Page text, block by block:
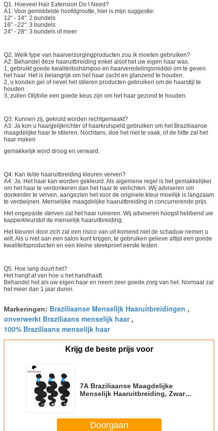
Q1. Hoeveel Hair Extension Do I Need?
A1: Voor gemiddelde hoofdgrootte, hier is mijn suggestie:
12“ - 14“: 2 bundels
16“ - 22“: 3 bundels
24“ - 28“: 3 bundels of meer
Q2. Welk type van haarverzorgingproducten zou ik moeten gebruiken?
A2: Behandel deze haaruitbreiding enkel alsof het uw eigen haar was.
1, gebruikt goede kwaliteitsshampoo en haarveredelingsmiddel om te geven
het haar. Het is belangrijk om het haar zacht en glanzend te houden.
2, u konden gel of nevel het stileren producten gebruiken om de haarstijl te
houden.
3, zullen Olijfolie een goede keus zijn om het haar gezond te houden.
Q3: Kunnen zij, gekruld worden rechtgemaakt?
A3: Ja kon u haargelijkrichter of haarkrulspeld gebruiken om het Braziliaanse
maagdelijke haar te stileren. Nochtans, doe het niet te vaak, of de hitte zal het
haar maken
gemakkelijk word droog en verward.
Q4: Kan ik/de haaruitbreiding kleuren verven?
A4: Ja. Het haar kan worden gekleurd. Als algemene regel is het gemakkelijker
om het haar te verdonkeren dan het haar te verlichten. Wij adviseren om
donkerder te verven, aangezien het voor de originele kleur moeilijk is langzaam
te verdwijnen. Menselijke maagdelijke haaruitbreiding in concurrerende prijs.
Het ongepaste sterven zal het haar ruïneren. Wij adviseren hoogst hebbend uw
kapperkleurstof de menselijk haaruitbreiding.
Het kleuren door zich zal een risico van uit komend niet de schaduw nemen u
wilt. Als u niet aan een salon kunt krijgen, te gebruiken gelieve altijd een goede
kwaliteitsproducten en een kleine steekproef eerste testen.
Q5. Hoe lang duurt het?
Het hangt af van hoe u het handhaaft.
Behandel het als uw eigen haar en neem zeer goede zorg van het. Normaal zal
het meer dan 1 jaar duren.
Markeringen: Braziliaanse Menselijk Haaruitbreidingen ,
onverwerkt Braziliaans menselijk haar,
100% Braziliaans menselijk haar
Krijg de beste prijs voor
7A Braziliaanse Maagdelijke
Menselijk Haaruitbreiding, Zwart
Doorgaan